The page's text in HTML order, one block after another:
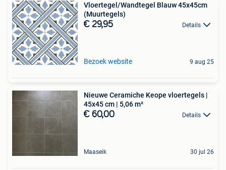
Vloertegel/Wandtegel Blauw 45x45cm
(Muurtegels)
€ 29,95 Details
Bezoek website 9 aug 25
Nieuwe Ceramiche Keope vloertegels |
45x45 cm | 5,06 m²
€ 60,00 Details
Maaseik 30 jul 26